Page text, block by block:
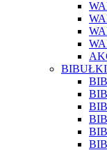
BIBUŁKI